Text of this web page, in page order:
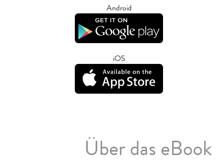
Android
iOS
Über das eBook